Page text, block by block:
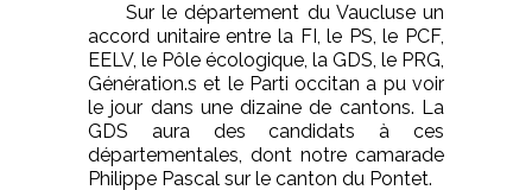
Sur le département du Vaucluse un
accord unitaire entre la FI, le PS, le PCF,
EELV, le Pôle écologique, la GDS, le PRG,
Génération.s et le Parti occitan a pu voir
le jour dans une dizaine de cantons. La
GDS aura des candidats à ces
départementales, dont notre camarade
Philippe Pascal sur le canton du Pontet.